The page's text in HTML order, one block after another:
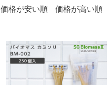
価格が安い順 価格が高い順